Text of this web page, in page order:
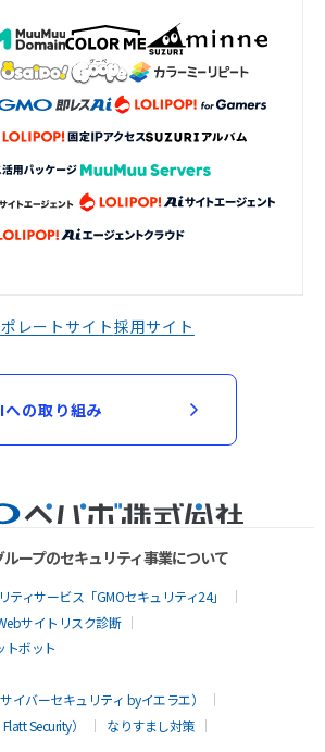
レートサイト採用サイト
への取り組み
ープのセキュリティ事業について
ィサービス「GMOセキュリティ24」
サイトリスク診断
トボット
イバーセキュリティ byイエラエ）
Security）
なりすまし対策